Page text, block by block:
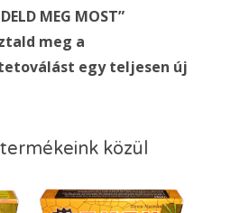
MEG MOST”
meg a
egy teljesen új
közül